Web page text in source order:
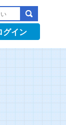
グイン